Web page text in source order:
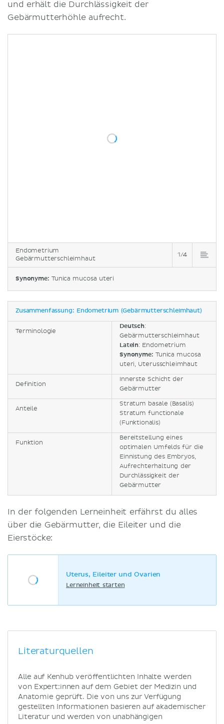
Endometrium
Gebärmutterschleimhaut
1/4
Synonyme: Tunica mucosa uteri
und erhält die Durchlässigkeit der
Gebärmutterhöhle aufrecht.
Zusammenfassung: Endometrium (Gebärmutterschleimhaut)
Terminologie
Deutsch:
Gebärmutterschleimhaut
Latein: Endometrium
Synonyme: Tunica mucosa
uteri, Uterusschleimhaut
Definition
Innerste Schicht der
Gebärmutter
Anteile
Stratum basale (Basalis)
Stratum functionale
(Funktionalis)
Funktion
Bereitstellung eines
optimalen Umfelds für die
Einnistung des Embryos,
Aufrechterhaltung der
Durchlässigkeit der
Gebärmutter
In der folgenden Lerneinheit erfährst du alles
über die Gebärmutter, die Eileiter und die
Eierstöcke:
Uterus, Eileiter und Ovarien
Lerneinheit starten
Literaturquellen
Alle auf Kenhub veröffentlichten Inhalte werden
von Expert:innen auf dem Gebiet der Medizin und
Anatomie geprüft. Die von uns zur Verfügung
gestellten Informationen basieren auf akademischer
Literatur und werden von unabhängigen